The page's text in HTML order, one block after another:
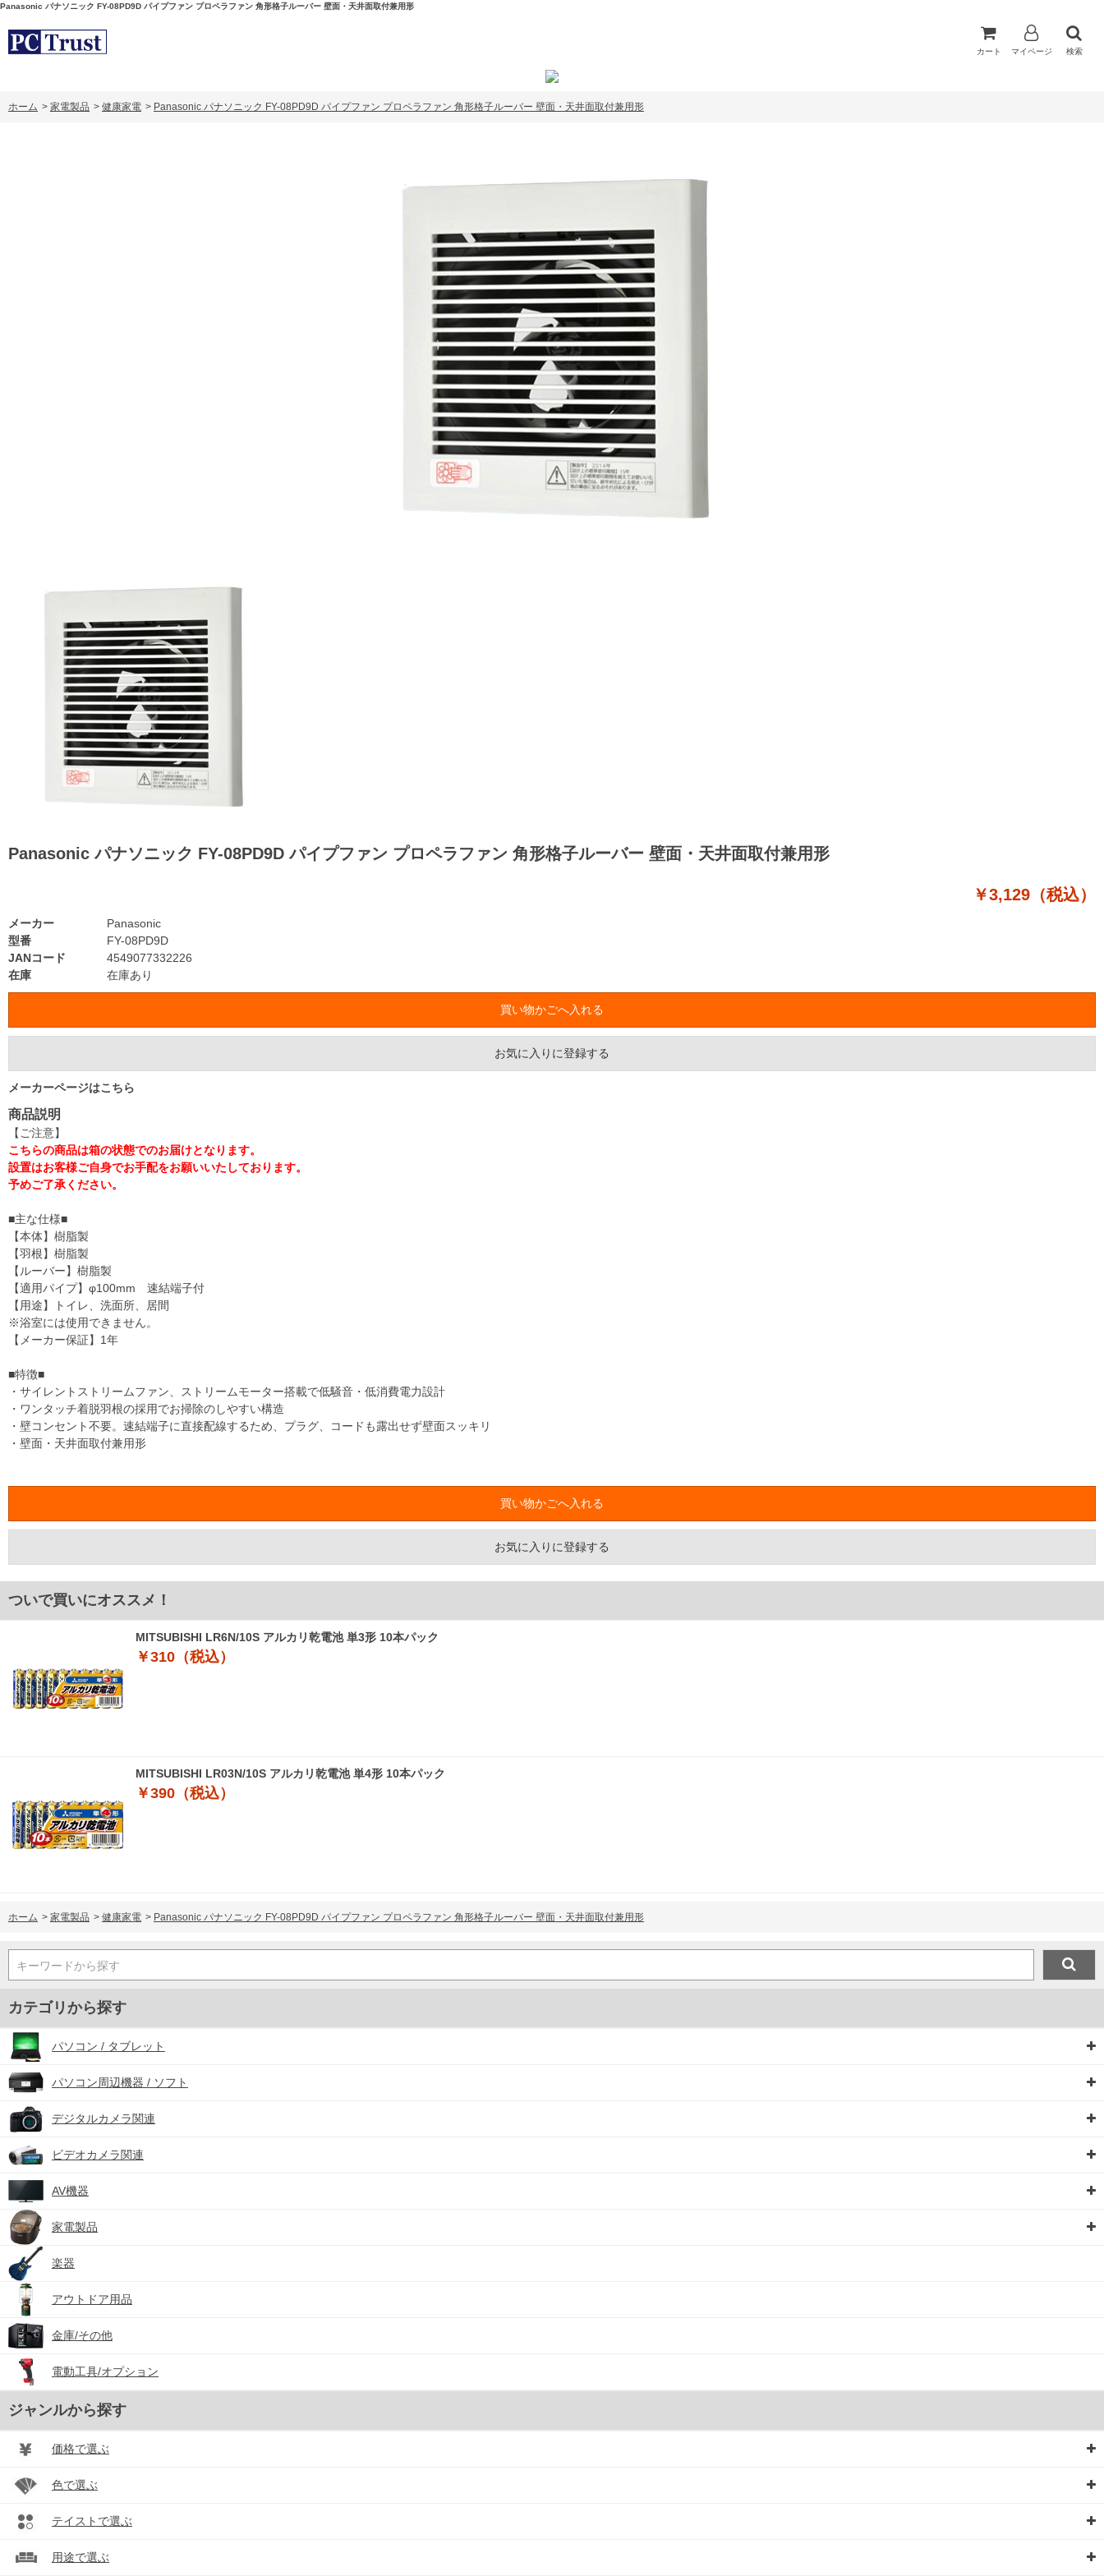
Panasonic パナソニック FY-08PD9D パイプファン プロペラファン 角形格子ルーバー 壁面・天井面取付兼用形
カート マイページ 検索
ホーム > 家電製品 > 健康家電 > Panasonic パナソニック FY-08PD9D パイプファン プロペラファン 角形格子ルーバー 壁面・天井面取付兼用形
Panasonic パナソニック FY-08PD9D パイプファン プロペラファン 角形格子ルーバー 壁面・天井面取付兼用形
￥3,129（税込）
型番
FY-08PD9D
JANコード
4549077332226
在庫
在庫あり
メーカー Panasonic
お気に入りに登録する
メーカーページはこちら
商品説明
【ご注意】
こちらの商品は箱の状態でのお届けとなります。
設置はお客様ご自身でお手配をお願いいたしております。
予めご了承ください。
■主な仕様■
【本体】樹脂製
【羽根】樹脂製
【ルーバー】樹脂製
【適用パイプ】φ100mm 速結端子付
【用途】トイレ、洗面所、居間
※浴室には使用できません。
【メーカー保証】1年
■特徴■
・サイレントストリームファン、ストリームモーター搭載で低騒音・低消費電力設計
・ワンタッチ着脱羽根の採用でお掃除のしやすい構造
・壁コンセント不要。速結端子に直接配線するため、プラグ、コードも露出せず壁面スッキリ
・壁面・天井面取付兼用形
お気に入りに登録する
ついで買いにオススメ！
MITSUBISHI LR6N/10S アルカリ乾電池 単3形 10本パック
￥310（税込）
MITSUBISHI LR03N/10S アルカリ乾電池 単4形 10本パック
￥390（税込）
ホーム > 家電製品 > 健康家電 > Panasonic パナソニック FY-08PD9D パイプファン プロペラファン 角形格子ルーバー 壁面・天井面取付兼用形
キーワードから探す
カテゴリから探す
パソコン / タブレット
パソコン周辺機器 / ソフト
デジタルカメラ関連
ビデオカメラ関連
AV機器
家電製品
楽器
アウトドア用品
金庫/その他
電動工具/オプション
ジャンルから探す
価格で選ぶ
色で選ぶ
テイストで選ぶ
用途で選ぶ